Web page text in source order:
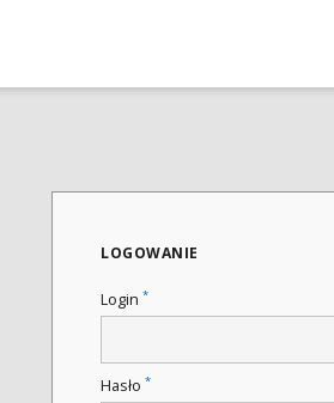
LOGOWANIE
Login *
Hasło *